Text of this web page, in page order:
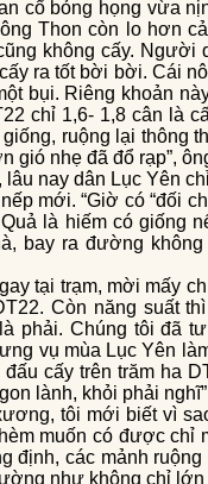
cổ bỏng họng vừa
Thon còn lo hơn
không cấy.
ra tốt bời bời. Cái
bụi. Riêng khoản
chỉ 1,6- 1,8 cân là
ruộng lại thông
gió nhẹ đã đổ rạp”,
mới. “Giờ có “đối
là hiếm có giống
bay ra đường
Còn năng suất
phải. Chúng tôi đã
vụ mùa Lục Yên
cấy trên trăm ha
lành, khỏi phải
muốn có được chỉ
định, các mảnh
như không chỉ